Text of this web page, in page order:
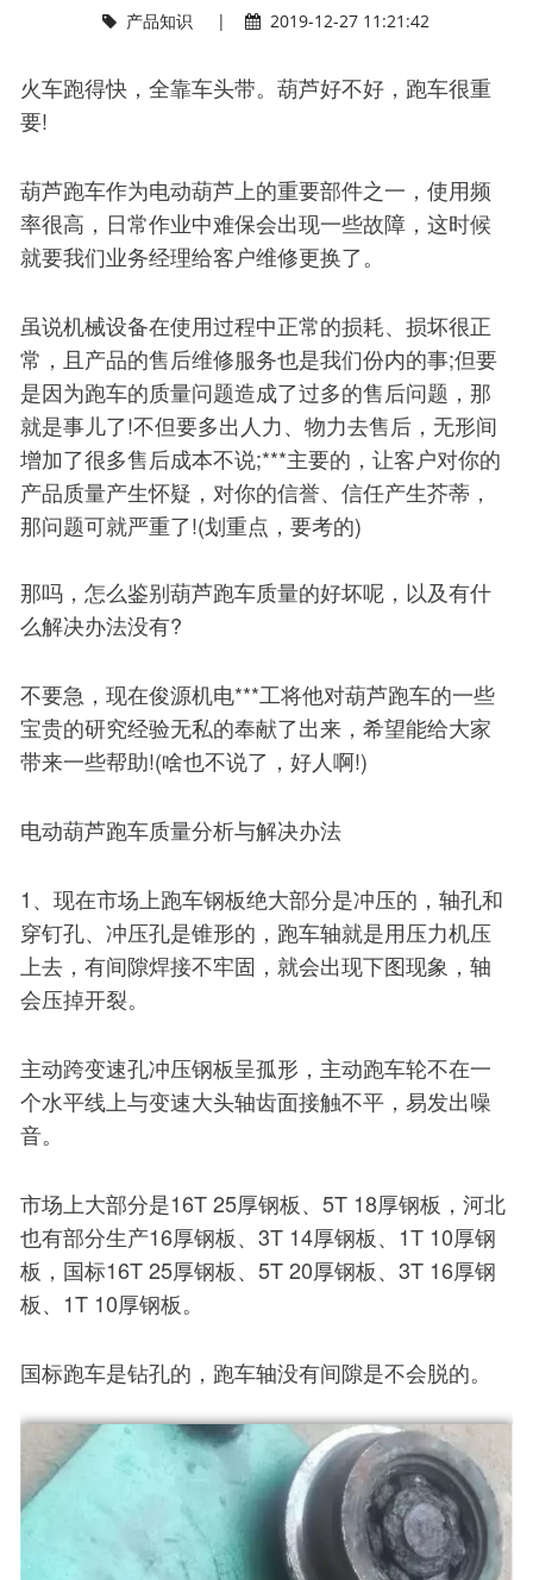
产品知识 | 2019-12-27 11:21:42
火车跑得快，全靠车头带。葫芦好不好，跑车很重
要!
葫芦跑车作为电动葫芦上的重要部件之一，使用频
率很高，日常作业中难保会出现一些故障，这时候
就要我们业务经理给客户维修更换了。
虽说机械设备在使用过程中正常的损耗、损坏很正
常，且产品的售后维修服务也是我们份内的事;但要
是因为跑车的质量问题造成了过多的售后问题，那
就是事儿了!不但要多出人力、物力去售后，无形间
增加了很多售后成本不说;***主要的，让客户对你的
产品质量产生怀疑，对你的信誉、信任产生芥蒂，
那问题可就严重了!(划重点，要考的)
那吗，怎么鉴别葫芦跑车质量的好坏呢，以及有什
么解决办法没有?
不要急，现在俊源机电***工将他对葫芦跑车的一些
宝贵的研究经验无私的奉献了出来，希望能给大家
带来一些帮助!(啥也不说了，好人啊!)
电动葫芦跑车质量分析与解决办法
1、现在市场上跑车钢板绝大部分是冲压的，轴孔和
穿钉孔、冲压孔是锥形的，跑车轴就是用压力机压
上去，有间隙焊接不牢固，就会出现下图现象，轴
会压掉开裂。
主动跨变速孔冲压钢板呈孤形，主动跑车轮不在一
个水平线上与变速大头轴齿面接触不平，易发出噪
音。
市场上大部分是16T 25厚钢板、5T 18厚钢板，河北
也有部分生产16厚钢板、3T 14厚钢板、1T 10厚钢
板，国标16T 25厚钢板、5T 20厚钢板、3T 16厚钢
板、1T 10厚钢板。
国标跑车是钻孔的，跑车轴没有间隙是不会脱的。